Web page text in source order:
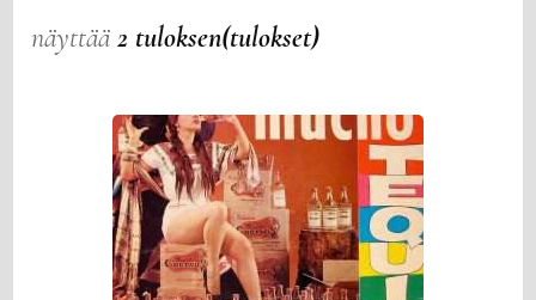
näyttää2 tuloksen(tulokset)